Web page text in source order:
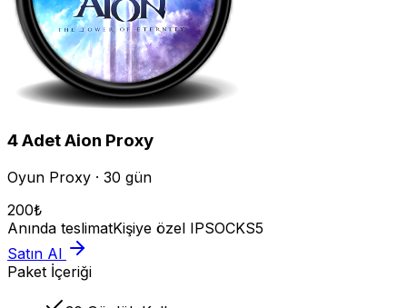
4AdetAion Proxy
Oyun Proxy · 30 gün
200₺
Anında teslimatKişiye özel IPSOCKS5
Satın Al
Paket İçeriği